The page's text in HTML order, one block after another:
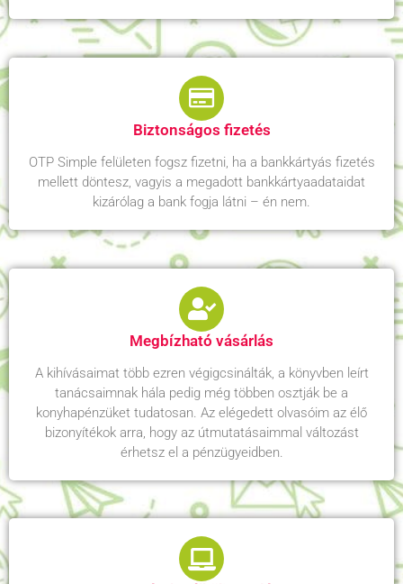
Biztonságos fizetés
OTP Simple felületen fogsz fizetni, ha a bankkártyás fizetés
mellett döntesz, vagyis a megadott bankkártyaadataidat
kizárólag a bank fogja látni – én nem.
Megbízható vásárlás
A kihívásaimat több ezren végigcsinálták, a könyvben leírt
tanácsaimnak hála pedig még többen osztják be a
konyhapénzüket tudatosan. Az elégedett olvasóim az élő
bizonyítékok arra, hogy az útmutatásaimmal változást
érhetsz el a pénzügyeidben.